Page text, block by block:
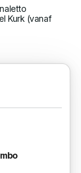
Kurk (vanaf